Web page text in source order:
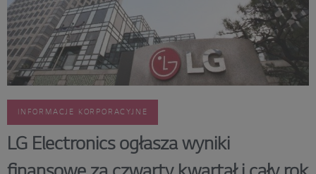
INFORMACJE KORPORACYJNE
LG Electronics ogłasza wyniki